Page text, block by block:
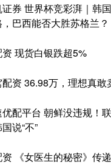
券 世界杯竞彩湃｜韩
巴西能否大胜苏格兰？
现货白银跌超5%
资 36.98万，理想真敢
配平台 朝鲜没违规！
说“不”
《女医生的秘密》传